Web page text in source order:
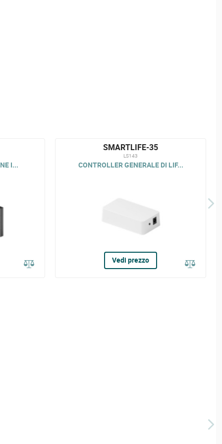
I...
SMARTLIFE-35
LS143
CONTROLLER GENERALE DI LIF...
Vedi prezzo